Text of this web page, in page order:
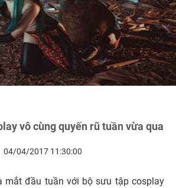
vô cùng quyến rũ tuần vừa qua
04/04/2017 11:30:00
mắt đầu tuần với bộ sưu tập cosplay